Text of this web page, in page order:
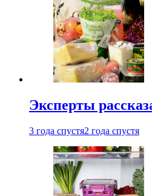
Эксперты
3 года спустя2 года спустя